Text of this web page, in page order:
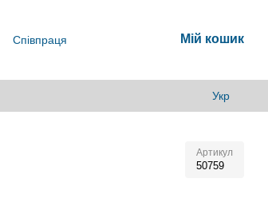
Співпраця Мій кошик
Укр
Артикул
50759